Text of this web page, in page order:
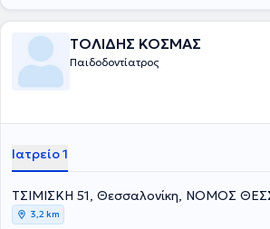
ΤΟΛΙΔΗΣ ΚΟΣΜΑΣ
Παιδοδοντίατρος
Ιατρείο 1
ΤΣΙΜΙΣΚΗ 51, Θεσσαλονίκη, ΝΟΜΟΣ
3,2 km